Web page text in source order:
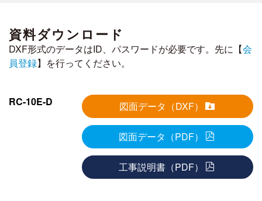
資料ダウンロード
DXF形式のデータはID、パスワードが必要です。先に【会
員登録】を行ってください。
RC-10E-D 図面データ（DXF）
図面データ（PDF）
工事説明書（PDF）